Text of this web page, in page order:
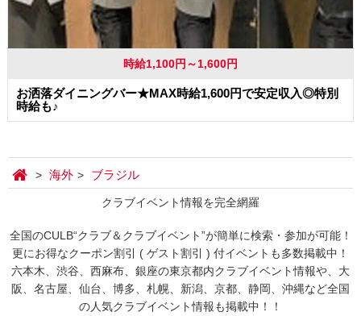
時給1,100円～1,600円
お洒落ダイニングバー★MAX時給1,600円で安定収入◎特別
時給も♪
海外 ブラジル
クラブイベント情報を完全網羅
全国のCULB“クラブ＆クラブイベント”が簡単に検索・参加が可能！
更にお得なクーポン割引 ( ゲスト割引 ) 付イベントも多数掲載中！
六本木、渋谷、西麻布、銀座の東京都内クラブイベント情報や、大
阪、名古屋、仙台、博多、札幌、新潟、京都、静岡、沖縄など全国
の人気クラブイベント情報も掲載中！！